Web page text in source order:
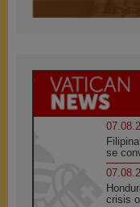
se
crisis